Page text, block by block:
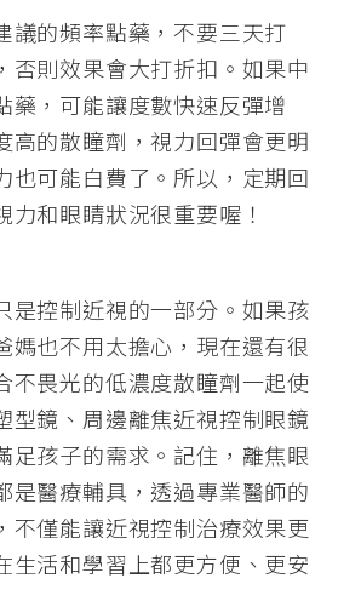
議的頻率點藥，不要三天打
否則效果會大打折扣。如果中
藥，可能讓度數快速反彈增
高的散瞳劑，視力回彈會更明
也可能白費了。所以，定期回
力和眼睛狀況很重要喔！
是控制近視的一部分。如果孩
媽也不用太擔心，現在還有很
不畏光的低濃度散瞳劑一起使
型鏡、周邊離焦近視控制眼鏡
足孩子的需求。記住，離焦眼
是醫療輔具，透過專業醫師的
不僅能讓近視控制治療效果更
生活和學習上都更方便、更安